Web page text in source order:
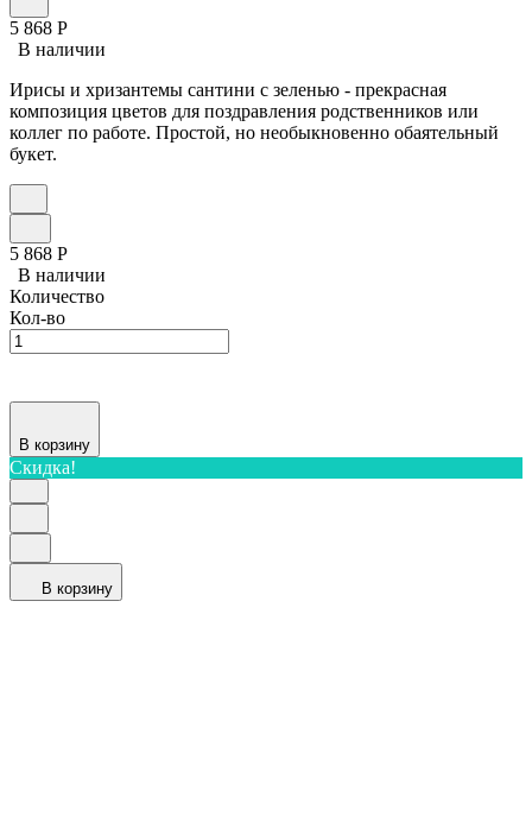
5 868 Р
В наличии
Ирисы и хризантемы сантини с зеленью - прекрасная
композиция цветов для поздравления родственников или
коллег по работе. Простой, но необыкновенно обаятельный
букет.
5 868 Р
В наличии
Количество
Кол-во
В корзину
Скидка!
В корзину